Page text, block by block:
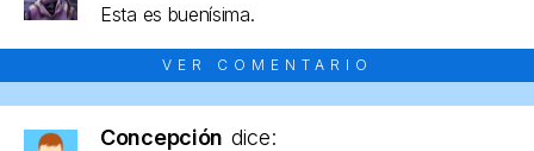
Esta es buenísima.
VER COMENTARIO
Concepción dice: